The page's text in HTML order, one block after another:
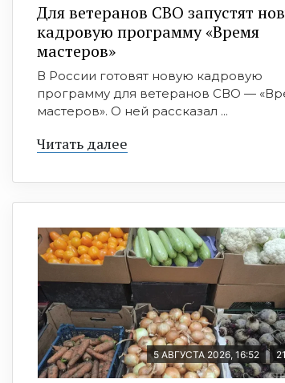
Для ветеранов СВО запустят
кадровую программу «Время
мастеров»
В России готовят новую кадровую
программу для ветеранов СВО —
мастеров». О ней рассказал ...
Читать далее
5 АВГУСТА 2026, 16:52 21